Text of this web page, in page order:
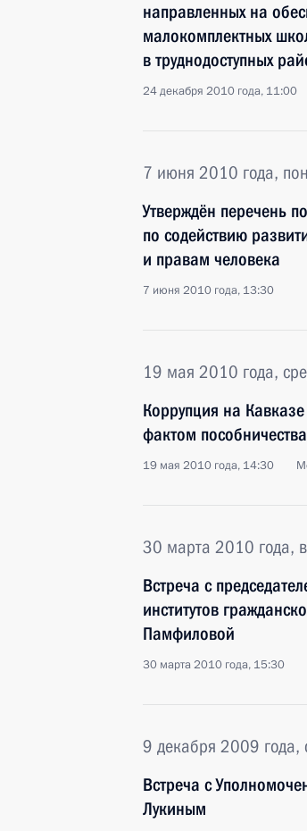
направленных на
малокомплектных
в труднодоступных
24 декабря 2010 года, 11:00
7 июня 2010 года,
Утверждён перечень
по содействию
и правам человека
7 июня 2010 года, 13:30
19 мая 2010 года,
Коррупция на
фактом
19 мая 2010 года, 14:30
30 марта 2010 года,
Встреча с
институтов
Памфиловой
30 марта 2010 года, 15:30
9 декабря 2009 года,
Встреча с
Лукиным